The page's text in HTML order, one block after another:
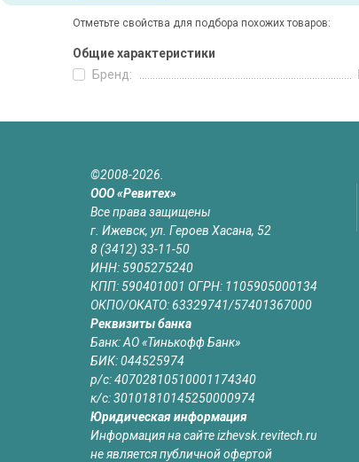
Отметьте свойства для подбора похожих товаров:
Общие характеристики
Бренд:
©2008-2026.
ООО «Ревитех»
Все права защищены
г. Ижевск, ул. Героев Хасана, 52
8 (3412) 33-11-50
ИНН: 5905275240
КПП: 590401001 ОГРН: 1105905000134
ОКПО/ОКАТО: 63329741/57401367000
Реквизиты банка
Банк: АО «Тинькофф Банк»
БИК: 044525974
р/с: 40702810510001174340
к/с: 30101810145250000974
Юридическая информация
Информация на сайте izhevsk.revitech.ru
не является публичной офертой